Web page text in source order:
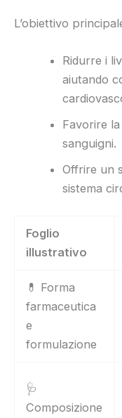
L’obiettivo
Ridurre i
aiutando
Favorire la
sanguigni.
Offrire un
sistema
Foglio
illustrativo
💊 Forma
farmaceutica
e
formulazione
🩺
Composizione